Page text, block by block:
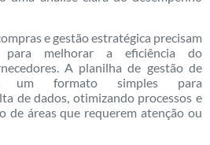
e gestão estratégica precisam
para melhorar a eficiência do
A planilha de gestão de
um formato simples para
de dados, otimizando processos e
de áreas que requerem atenção ou